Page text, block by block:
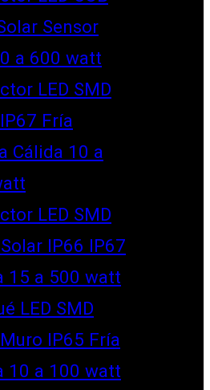
Sensor
a 600 watt
LED SMD
Fría
Cálida 10 a
LED SMD
IP66 IP67
15 a 500 watt
LED SMD
IP65 Fría
10 a 100 watt